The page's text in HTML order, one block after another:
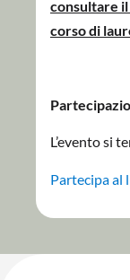
consultare
corso di
L’evento si
Partecipa al